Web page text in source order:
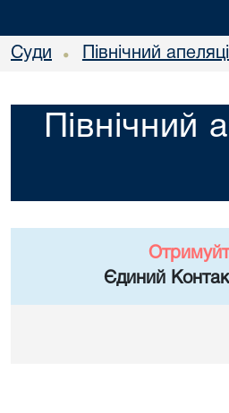
Суди • Північний
Північний
Єдиний